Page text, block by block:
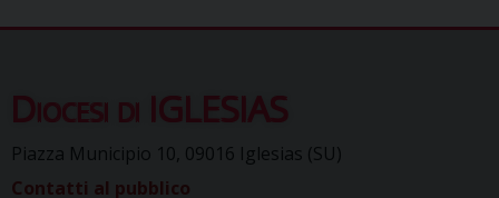
Diocesi di IGLESIAS
Piazza Municipio 10, 09016 Iglesias (SU)
Contatti al pubblico